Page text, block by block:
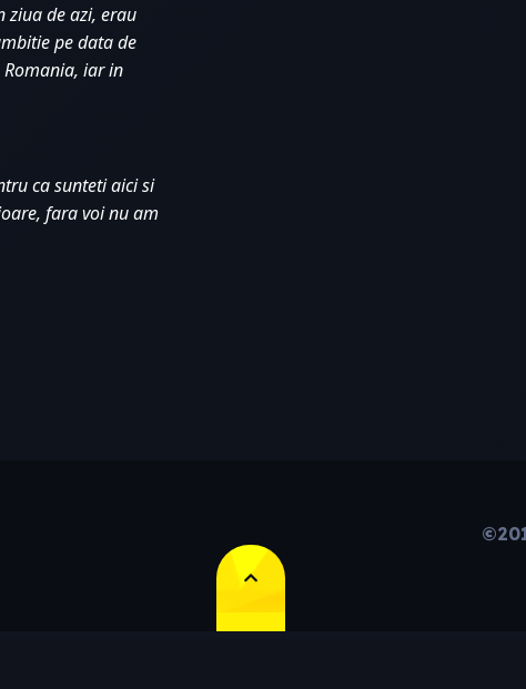
ziua de azi, erau
pe data de
iar in
ca sunteti aici si
fara voi nu am